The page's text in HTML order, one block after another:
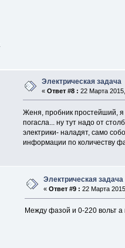
Электрическая задача
«Ответ #8 : 22 Марта
Женя, пробник простейший, я
погасла... ну тут надо от
электрики- наладят, само
информации по количеству
Электрическая задача
«Ответ #9 : 22 Марта
Между фазой и 0-220 вольт а